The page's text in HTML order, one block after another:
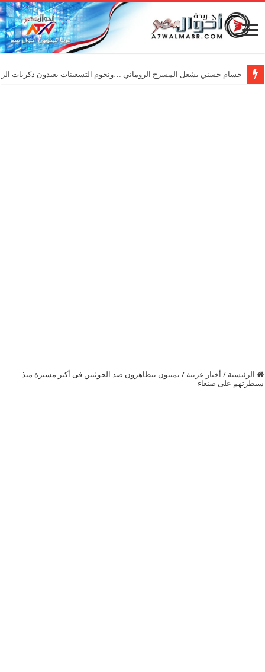
حسام حسني يشعل المسرح الروماني …ونجوم التسعينات يعيدون ذكريات
الرئيسية / أخبار عربية / يمنيون يتظاهرون ضد الحوثيين فى أكبر مسيرة منذ
سيطرتهم على صنعاء